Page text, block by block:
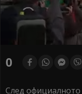
of0
След